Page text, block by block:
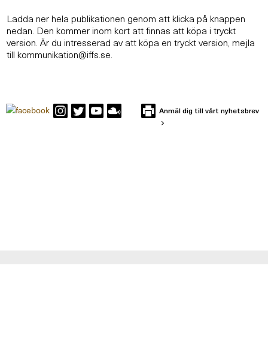
Ladda ner hela publikationen genom att klicka på knappen
nedan. Den kommer inom kort att finnas att köpa i tryckt
version. Är du intresserad av att köpa en tryckt version, mejla
till kommunikation@iffs.se
Anmäl dig till vårt nyhetsbrev